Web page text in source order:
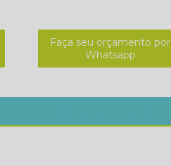
Faça seu orçamento por
Whatsapp